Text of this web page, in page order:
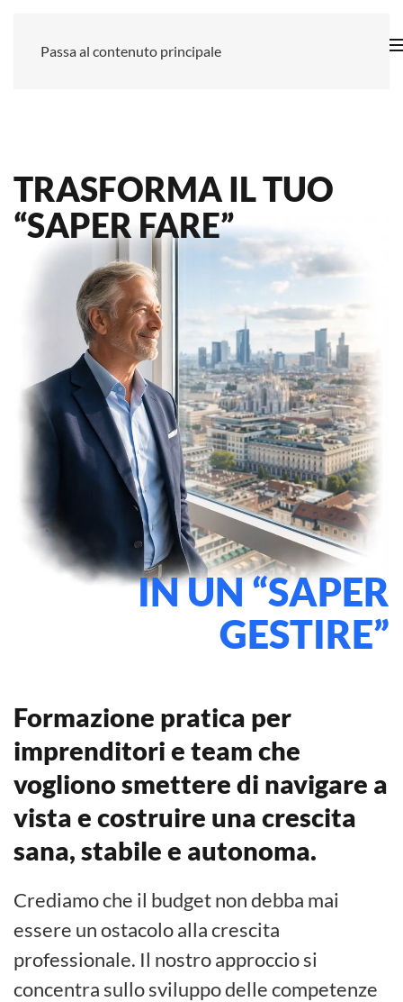
Passa al contenuto principale
TRASFORMA IL TUO
“SAPER FARE”
IN UN “SAPER
GESTIRE”
Formazione pratica per
imprenditori e team che
vogliono smettere di navigare a
vista e costruire una crescita
sana, stabile e autonoma.
Crediamo che il budget non debba mai
essere un ostacolo alla crescita
professionale. Il nostro approccio si
concentra sullo sviluppo delle competenze